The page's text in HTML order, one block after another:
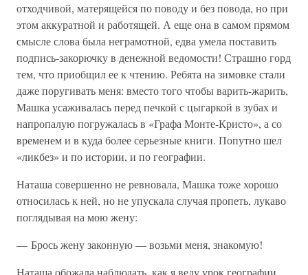
отходчивой, матерящейся по поводу и без повода, но при
этом аккуратной и работящей. А еще она в самом прямом
смысле слова была неграмотной, едва умела поставить
подпись-закорючку в денежной ведомости! Страшно горд
тем, что приобщил ее к чтению. Ребята на зимовке стали
даже поругивать меня: вместо того чтобы варить-жарить,
Машка усаживалась перед печкой с цыгаркой в зубах и
напропалую погружалась в «Графа Монте-Кристо», а со
временем и в куда более серьезные книги. Попутно шел
«ликбез» и по истории, и по географии.
Наташа совершенно не ревновала, Машка тоже хорошо
относилась к ней, но не упускала случая пропеть, лукаво
поглядывая на мою жену:
— Брось жену законную — возьми меня, знакомую!
Наташа обожала наблюдать, как я веду урок географии,